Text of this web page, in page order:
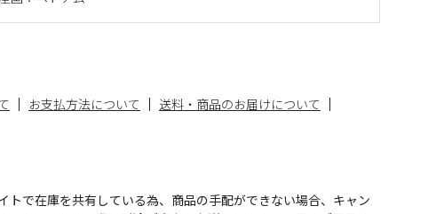
お支払方法について
送料・商品のお届けについて
トで在庫を共有している為、商品の手配ができない場合、キャン